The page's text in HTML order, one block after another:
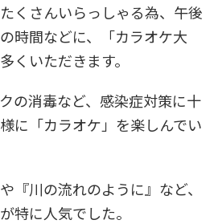
くさんいらっしゃる為、午後
時間などに、「カラオケ大
くいただきます。
の消毒など、感染症対策に十
に「カラオケ」を楽しんでい
『川の流れのように』など、
特に人気でした。